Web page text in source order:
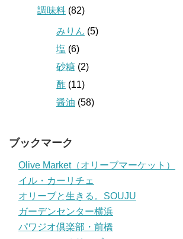
調味料 (82)
みりん (5)
塩 (6)
砂糖 (2)
酢 (11)
醤油 (58)
ブックマーク
Olive Market（オリーブマーケット）
イル・カーリチェ
オリーブと生きる。SOUJU
ガーデンセンター横浜
パワジオ倶楽部・前橋